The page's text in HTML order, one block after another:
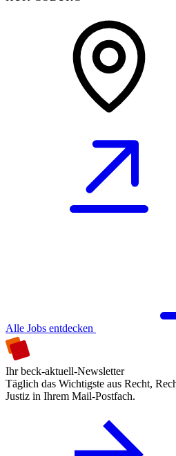
Alle Jobs entdecken
Ihr beck-aktuell-Newsletter
Täglich das Wichtigste aus Recht,
Justiz in Ihrem Mail-Postfach.